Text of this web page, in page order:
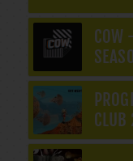
COW